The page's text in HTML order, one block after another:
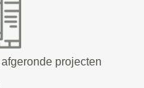
projecten